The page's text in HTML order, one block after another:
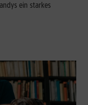
ein starkes